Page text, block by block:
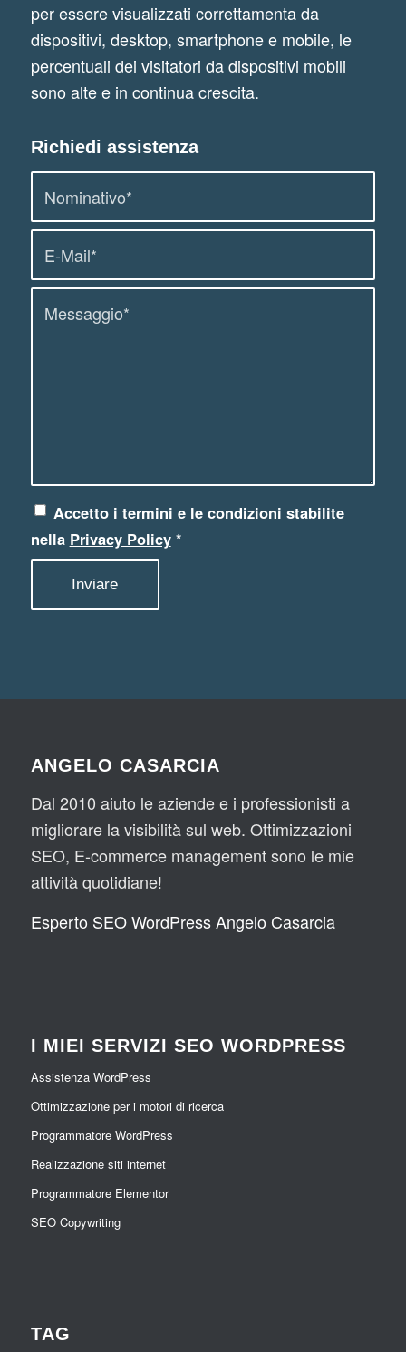
per essere visualizzati correttamenta da
dispositivi, desktop, smartphone e mobile, le
percentuali dei visitatori da dispositivi mobili
sono alte e in continua crescita.
Richiedi assistenza
Accetto i termini e le condizioni stabilite
nella Privacy Policy *
ANGELO CASARCIA
Dal 2010 aiuto le aziende e i professionisti a
migliorare la visibilità sul web. Ottimizzazioni
SEO, E-commerce management sono le mie
attività quotidiane!
Esperto SEO WordPress Angelo Casarcia
I MIEI SERVIZI SEO WORDPRESS
Assistenza WordPress
Ottimizzazione per i motori di ricerca
Programmatore WordPress
Realizzazione siti internet
Programmatore Elementor
SEO Copywriting
TAG